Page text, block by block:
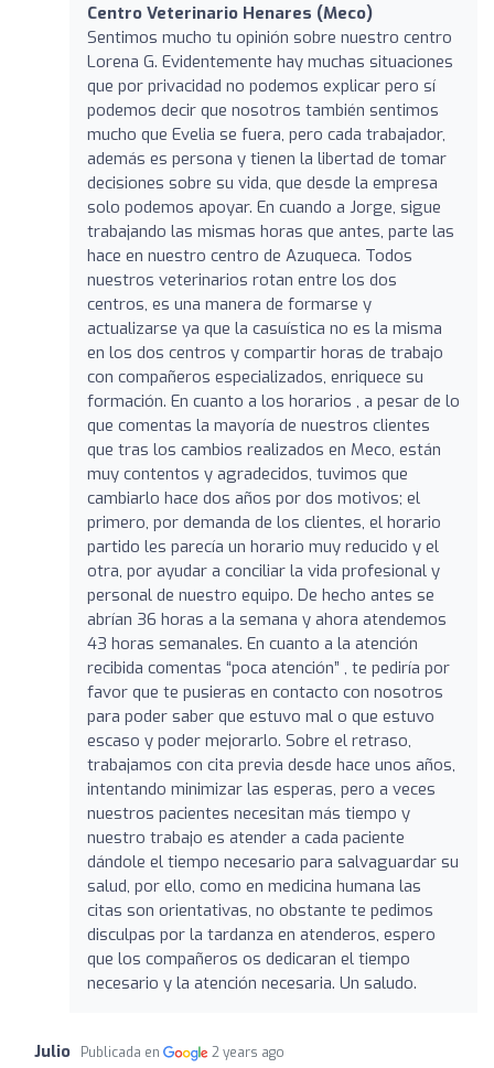
Centro Veterinario Henares (Meco)
Sentimos mucho tu opinión sobre nuestro centro
Lorena G. Evidentemente hay muchas situaciones
que por privacidad no podemos explicar pero sí
podemos decir que nosotros también sentimos
mucho que Evelia se fuera, pero cada trabajador,
además es persona y tienen la libertad de tomar
decisiones sobre su vida, que desde la empresa
solo podemos apoyar. En cuando a Jorge, sigue
trabajando las mismas horas que antes, parte las
hace en nuestro centro de Azuqueca. Todos
nuestros veterinarios rotan entre los dos
centros, es una manera de formarse y
actualizarse ya que la casuística no es la misma
en los dos centros y compartir horas de trabajo
con compañeros especializados, enriquece su
formación. En cuanto a los horarios , a pesar de lo
que comentas la mayoría de nuestros clientes
que tras los cambios realizados en Meco, están
muy contentos y agradecidos, tuvimos que
cambiarlo hace dos años por dos motivos; el
primero, por demanda de los clientes, el horario
partido les parecía un horario muy reducido y el
otra, por ayudar a conciliar la vida profesional y
personal de nuestro equipo. De hecho antes se
abrían 36 horas a la semana y ahora atendemos
43 horas semanales. En cuanto a la atención
recibida comentas “poca atención” , te pediría por
favor que te pusieras en contacto con nosotros
para poder saber que estuvo mal o que estuvo
escaso y poder mejorarlo. Sobre el retraso,
trabajamos con cita previa desde hace unos años,
intentando minimizar las esperas, pero a veces
nuestros pacientes necesitan más tiempo y
nuestro trabajo es atender a cada paciente
dándole el tiempo necesario para salvaguardar su
salud, por ello, como en medicina humana las
citas son orientativas, no obstante te pedimos
disculpas por la tardanza en atenderos, espero
que los compañeros os dedicaran el tiempo
necesario y la atención necesaria. Un saludo.
Julio Publicada en 2 years ago